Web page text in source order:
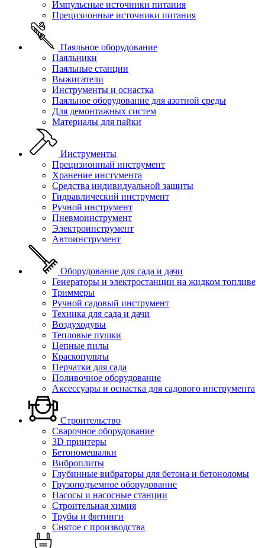
Импульсные источники питания
Прецизионные источники питания
Паяльное оборудование
Паяльники
Паяльные станции
Выжигатели
Инструменты и оснастка
Паяльное оборудование для азотной среды
Для демонтажных систем
Материалы для пайки
Инструменты
Прецизионный инструмент
Хранение инстумента
Средства индивидуальной защиты
Гидравлический инструмент
Ручной инструмент
Пневмоинструмент
Электроинструмент
Автоинструмент
Оборудование для сада и дачи
Генераторы и электростанции на жидком топливе
Триммеры
Ручной садовый инструмент
Техника для сада и дачи
Воздуходувы
Тепловые пушки
Цепные пилы
Краскопульты
Перчатки для сада
Поливочное оборудование
Аксессуары и оснастка для садового инструмента
Строительство
Сварочное оборудование
3D принтеры
Бетономешалки
Виброплиты
Глубинные вибраторы для бетона и бетоноломы
Грузоподъемное оборудование
Насосы и насосные станции
Строительная химия
Трубы и фитинги
Снятое с производства